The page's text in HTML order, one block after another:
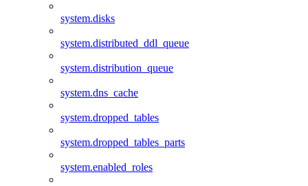
system.disks
system.distributed_ddl_queue
system.distribution_queue
system.dns_cache
system.dropped_tables
system.dropped_tables_parts
system.enabled_roles